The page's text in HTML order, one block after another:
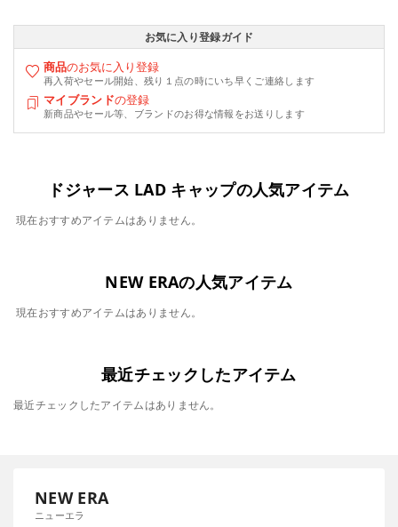
お気に入り登録ガイド
商品のお気に入り登録
再入荷やセール開始、残り１点の時にいち早くご連絡します
マイブランドの登録
新商品やセール等、ブランドのお得な情報をお送りします
ドジャース LAD キャップの人気アイテム
現在おすすめアイテムはありません。
NEW ERAの人気アイテム
現在おすすめアイテムはありません。
最近チェックしたアイテム
最近チェックしたアイテムはありません。
NEW ERA
ニューエラ